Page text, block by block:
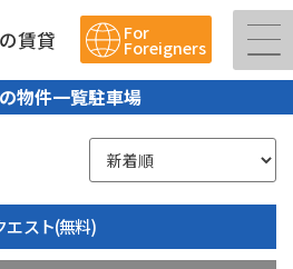
賃貸 For
Foreigners
物件一覧駐車場
エスト(無料)